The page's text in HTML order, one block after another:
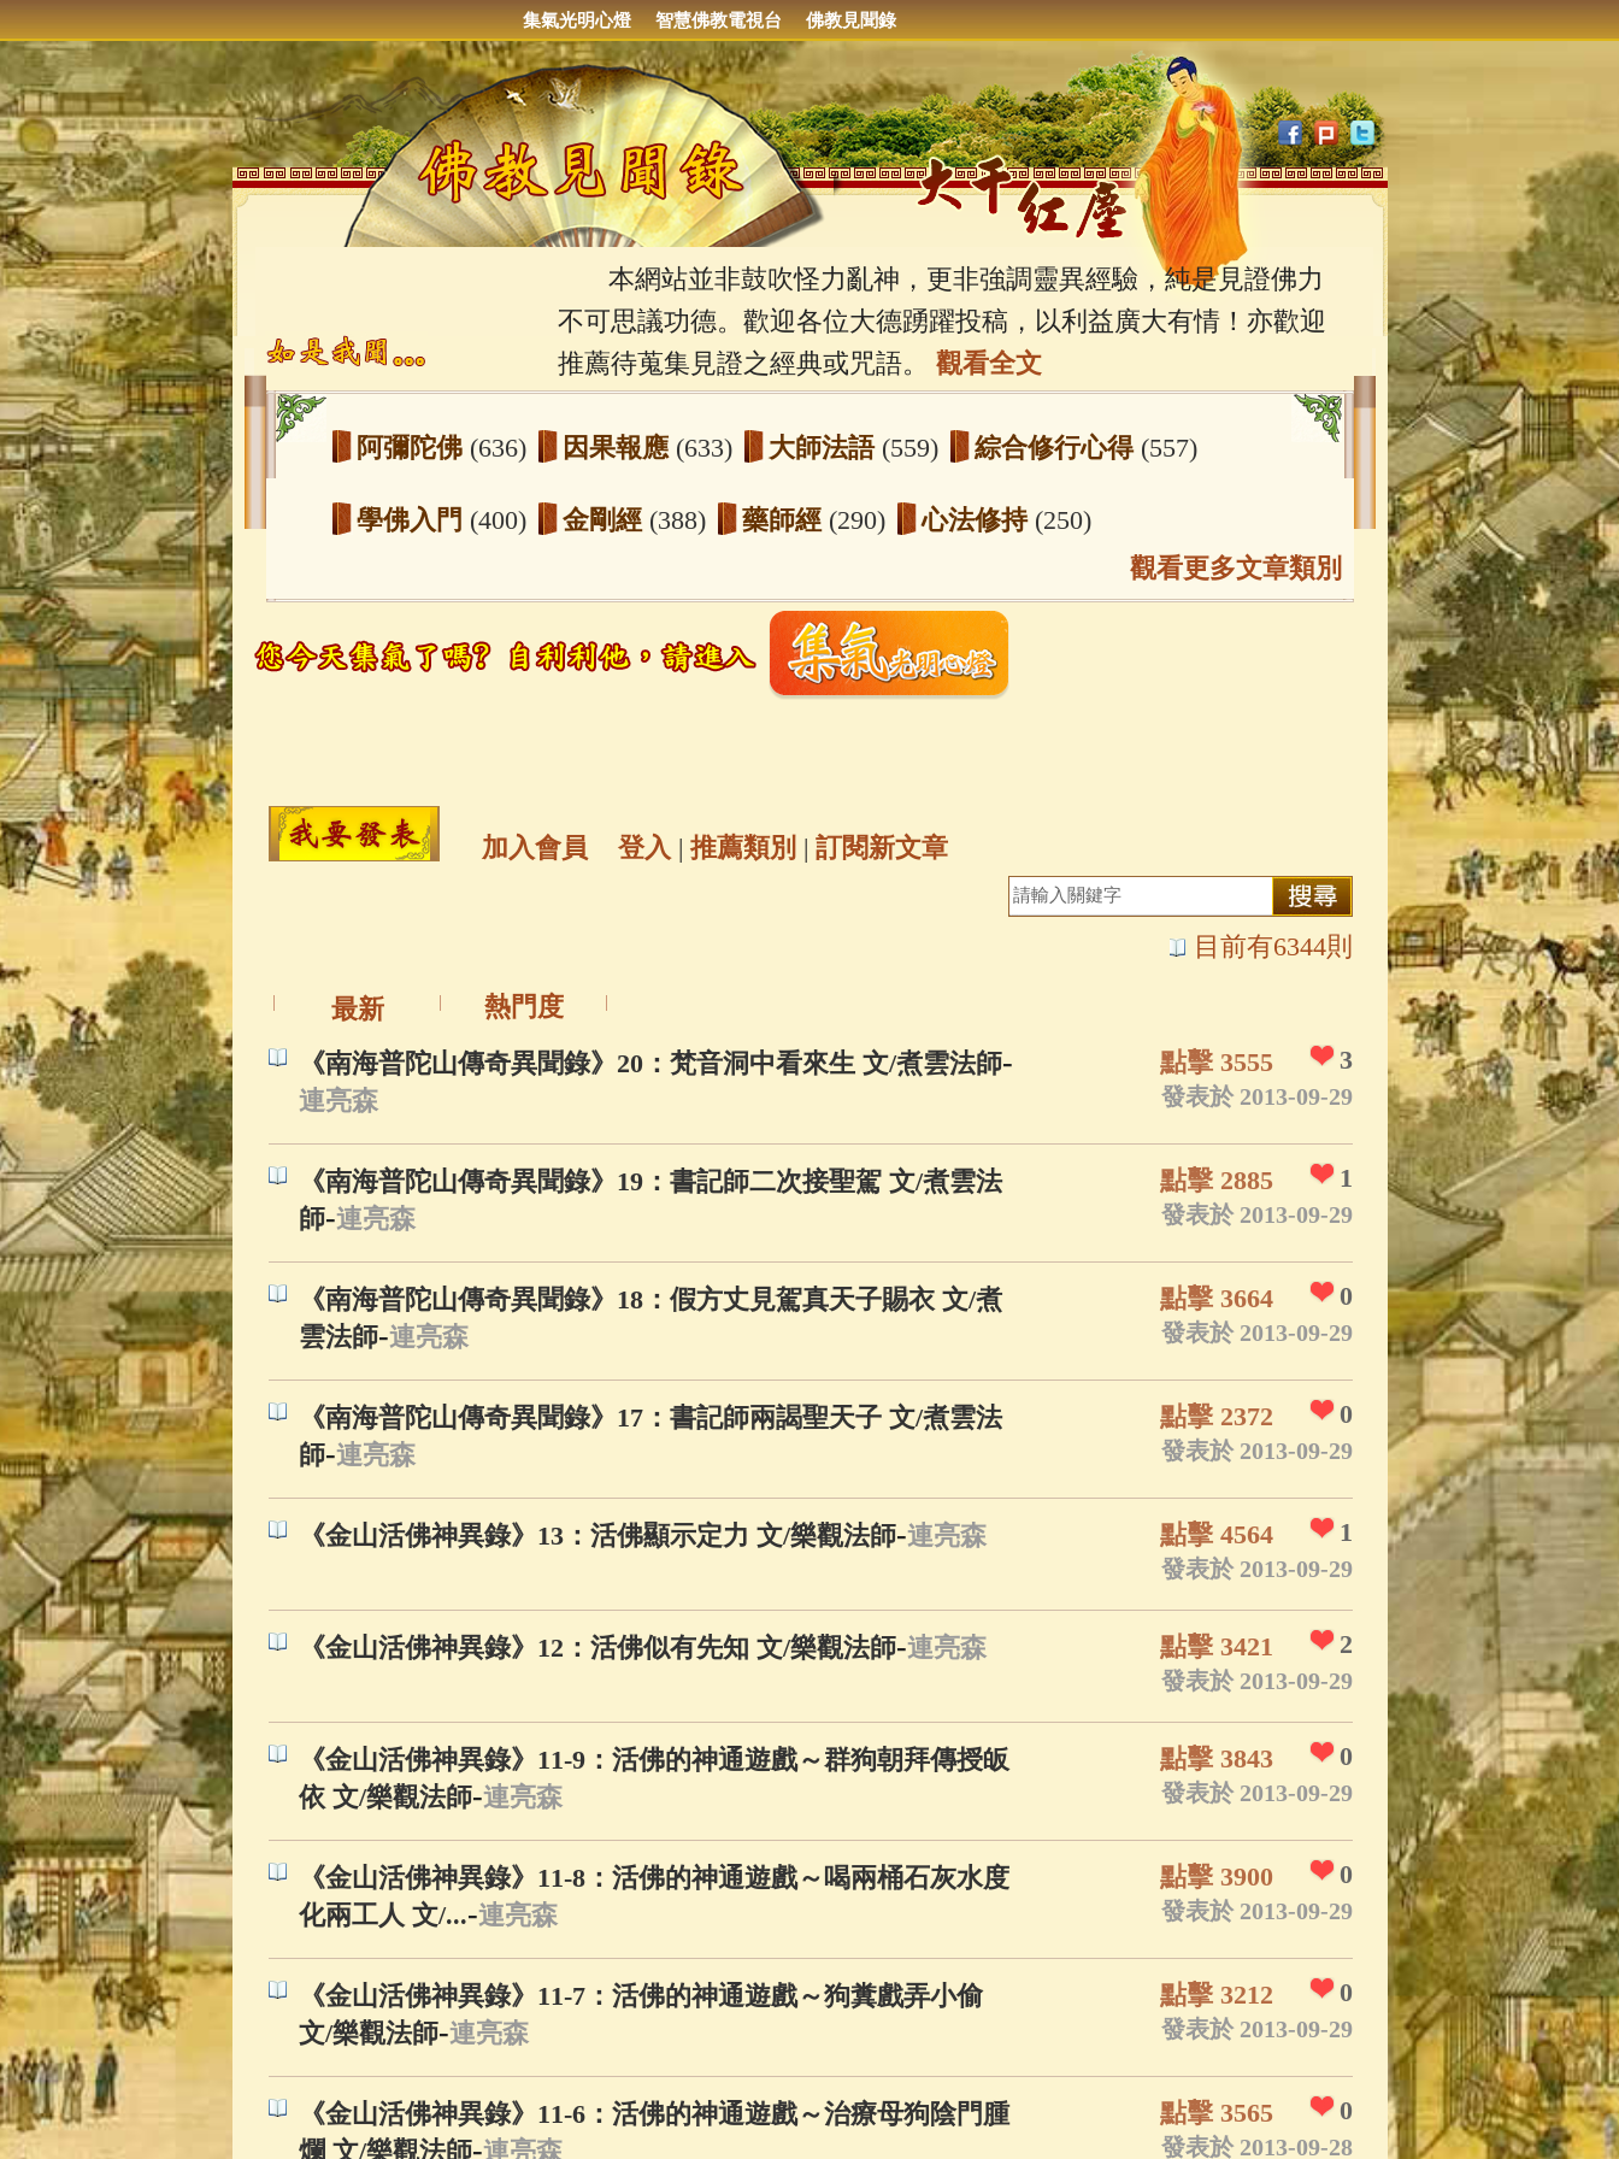
集氣光明心燈 智慧佛教電視台 佛教見聞錄
本網站並非鼓吹怪力亂神，更非強調靈異經驗，純是見證佛力
不可思議功德。歡迎各位大德踴躍投稿，以利益廣大有情！亦歡迎
推薦待蒐集見證之經典或咒語。 觀看全文
阿彌陀佛 (636) 因果報應 (633) 大師法語 (559) 綜合修行心得 (557)
學佛入門 (400) 金剛經 (388) 藥師經 (290) 心法修持 (250)
玉曆寶鈔(236) 地藏經(225) 臨終助念(190) 文殊菩薩(165)
觀世音菩薩 (147) 聖救度佛母(綠度母)(144) 動物念佛往生
金山活佛
六字大明咒(81) 大悲咒(72)
善財童子五十三參
佛典故事
觀看更多文章類別
加入會員 登入 | 推薦類別 | 訂閱新文章
目前有6344則
最新
熱門度
《南海普陀山傳奇異聞錄》20：梵音洞中看來生 文/煮雲法師-
連亮森
3
點擊 3555
發表於 2013-09-29
《南海普陀山傳奇異聞錄》19：書記師二次接聖駕 文/煮雲法
師-連亮森
1
點擊 2885
發表於 2013-09-29
《南海普陀山傳奇異聞錄》18：假方丈見駕真天子賜衣 文/煮
雲法師-連亮森
0
點擊 3664
發表於 2013-09-29
《南海普陀山傳奇異聞錄》17：書記師兩謁聖天子 文/煮雲法
師-連亮森
0
點擊 2372
發表於 2013-09-29
《金山活佛神異錄》13：活佛顯示定力 文/樂觀法師-連亮森 1
點擊 4564
發表於 2013-09-29
《金山活佛神異錄》12：活佛似有先知 文/樂觀法師-連亮森 2
點擊 3421
發表於 2013-09-29
《金山活佛神異錄》11-9：活佛的神通遊戲～群狗朝拜傳授皈
依 文/樂觀法師-連亮森
0
點擊 3843
發表於 2013-09-29
《金山活佛神異錄》11-8：活佛的神通遊戲～喝兩桶石灰水度
化兩工人 文/...-連亮森
0
點擊 3900
發表於 2013-09-29
《金山活佛神異錄》11-7：活佛的神通遊戲～狗糞戲弄小偷
文/樂觀法師-連亮森
0
點擊 3212
發表於 2013-09-29
《金山活佛神異錄》11-6：活佛的神通遊戲～治療母狗陰門腫
爛 文/樂觀法師-連亮森
0
點擊 3565
發表於 2013-09-28